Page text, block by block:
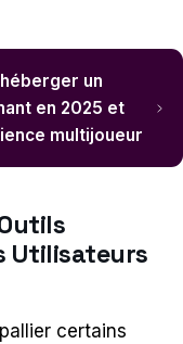
un
en 2025 et
multijoueur
Utilisateurs
certains